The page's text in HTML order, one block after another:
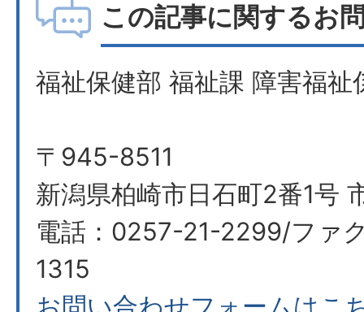
この記事に関するお
福祉保健部 福祉課 障害福祉
〒945-8511
新潟県柏崎市日石町2番1号
電話：0257-21-2299/ファ
1315